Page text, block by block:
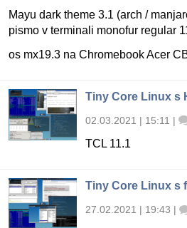
Mayu dark theme 3.1 (arch /
pismo v terminali monofur regular
os mx19.3 na Chromebook Acer
Tiny Core Linux s
02.03.2021 | 15:11 |
TCL 11.1
Tiny Core Linux s
27.02.2021 | 19:43 |